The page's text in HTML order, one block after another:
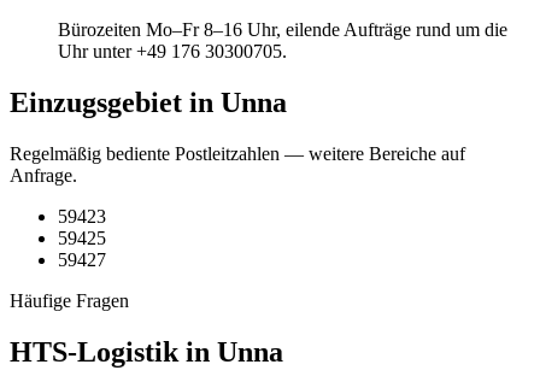
Bürozeiten Mo–Fr 8–16 Uhr, eilende Aufträge rund um die
Uhr unter +49 176 30300705.
Einzugsgebiet in Unna
Regelmäßig bediente Postleitzahlen — weitere Bereiche auf
Anfrage.
59423
59425
59427
Häufige Fragen
HTS-Logistik in Unna